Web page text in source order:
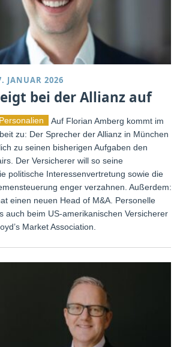
JANUAR 2026
bei der Allianz auf
Auf Florian Amberg kommt im
zu: Der Sprecher der Allianz in München
zu seinen bisherigen Aufgaben den
Der Versicherer will so seine
politische Interessenvertretung sowie die
enger verzahnen. Außerdem:
einen neuen Head of M&A. Personelle
auch beim US-amerikanischen Versicherer
Market Association.